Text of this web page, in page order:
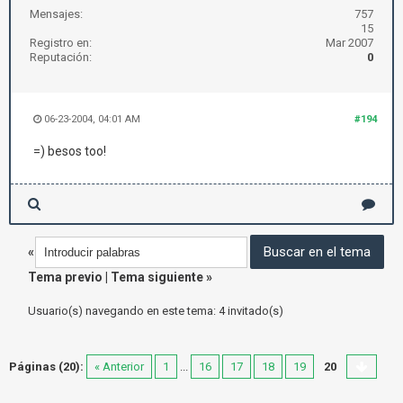
Mensajes:
757
15
Registro en:
Mar 2007
Reputación:
0
#194
06-23-2004, 04:01 AM
=) besos too!
«
Tema previo
Tema siguiente»
Usuario(s) navegando en este tema: 4 invitado(s)
Páginas (20): « Anterior 1 ... 16 17 18 19 20